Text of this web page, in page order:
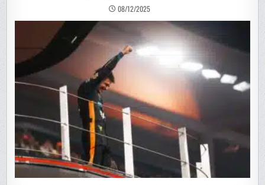
08/12/2025